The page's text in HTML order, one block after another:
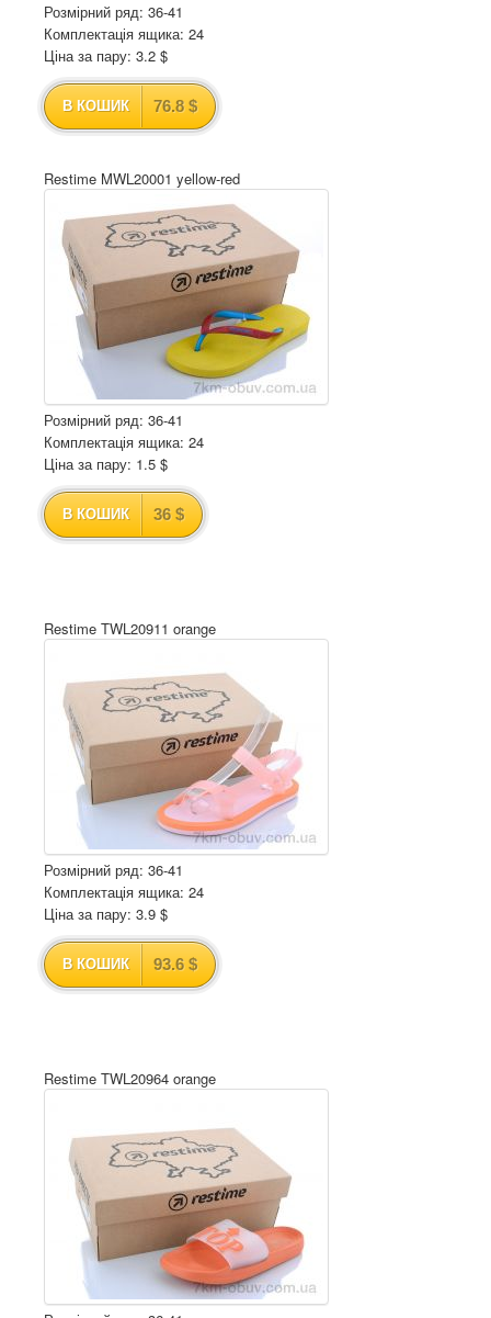
Розмірний ряд: 36-41
Комплектація ящика: 24
Ціна за пару: 3.2 $
В КОШИК 76.8 $
Restime MWL20001 yellow-red
Розмірний ряд: 36-41
Комплектація ящика: 24
Ціна за пару: 1.5 $
В КОШИК 36 $
Restime TWL20911 orange
Розмірний ряд: 36-41
Комплектація ящика: 24
Ціна за пару: 3.9 $
В КОШИК 93.6 $
Restime TWL20964 orange